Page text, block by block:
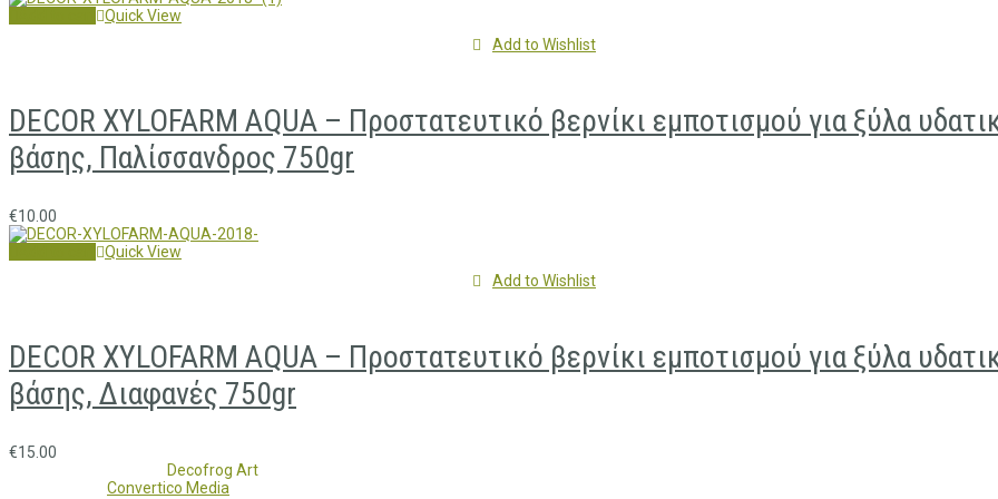
Quick View
Add to Wishlist
DECOR XYLOFARM AQUA – Προστατευτικό βερνίκι εμποτισμού για ξύλα
βάσης, Παλίσσανδρος 750gr
€10.00
Quick View
Add to Wishlist
DECOR XYLOFARM AQUA – Προστατευτικό βερνίκι εμποτισμού για ξύλα
βάσης, Διαφανές 750gr
€15.00
Decofrog Art
Convertico Media